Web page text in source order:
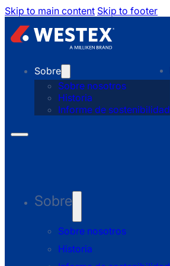
Skip to main content Skip to footer
Sobre
Sobre nosotros
Historia
Informe de sostenibilidad
Sobre
Sobre nosotros
Historia